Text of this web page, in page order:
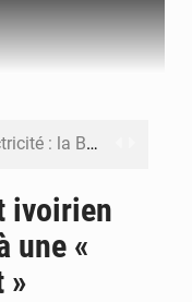
Congo-Électricité : la BAD renforce son appui pour accélérer les investissements
ivoirien
une «
»